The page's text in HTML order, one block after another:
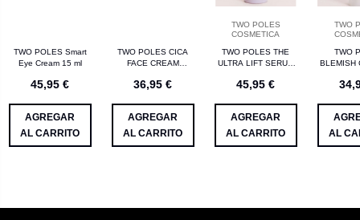
TWO POLES Smart
Eye Cream 15 ml
45,95 €
AGREGAR
AL CARRITO
TWO POLES CICA
FACE CREAM
HIDRATANTE 50ML
36,95 €
AGREGAR
AL CARRITO
TWO POLES
COSMETICA
TWO POLES THE
ULTRA LIFT SERUM
COLAGENO 30ML
45,95 €
AGREGAR
AL CARRITO
TWO
TWO
BLEMISH
ACIDO
40
AL